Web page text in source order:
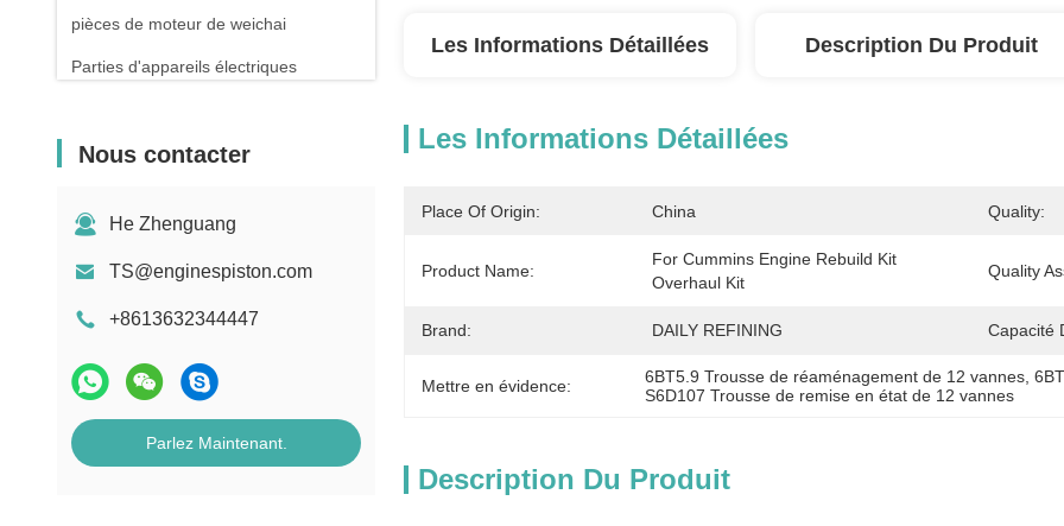
pièces de moteur de weichai
Parties d'appareils électriques
Nous contacter
He Zhenguang
TS@enginespiston.com
+8613632344447
Parlez Maintenant.
Les Informations Détaillées Description Du Produit
Les Informations Détaillées
Place Of Origin: China Quality:
Product Name:
For Cummins Engine Rebuild Kit
Overhaul Kit
Quality
Brand: DAILY REFINING Capacité
Mettre en évidence: 6BT5.9 Trousse de réaménagement de 12 vannes ,
S6D107 Trousse de remise en état de 12 vannes
Description Du Produit